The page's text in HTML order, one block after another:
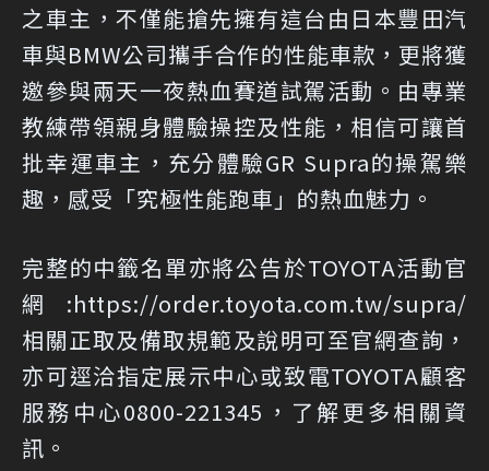
之車主，不僅能搶先擁有這台由日本豐田汽
車與BMW公司攜手合作的性能車款，更將獲
邀參與兩天一夜熱血賽道試駕活動。由專業
教練帶領親身體驗操控及性能，相信可讓首
批幸運車主，充分體驗GR Supra的操駕樂
趣，感受「究極性能跑車」的熱血魅力。
完整的中籤名單亦將公告於TOYOTA活動官
網:https://order.toyota.com.tw/supra/
相關正取及備取規範及說明可至官網查詢，
亦可逕洽指定展示中心或致電TOYOTA顧客
服務中心0800-221345，了解更多相關資
訊。